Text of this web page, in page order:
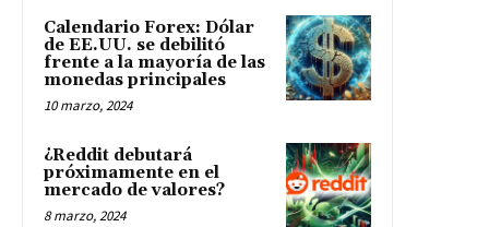
Calendario Forex: Dólar
de EE.UU. se debilitó
frente a la mayoría de las
monedas principales
10 marzo, 2024
¿Reddit debutará
próximamente en el
mercado de valores?
8 marzo, 2024